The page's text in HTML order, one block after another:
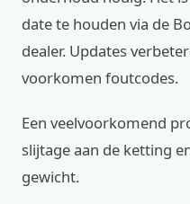
date te houden via de
dealer. Updates
voorkomen foutcodes.
Een veelvoorkomend
slijtage aan de ketting
gewicht.